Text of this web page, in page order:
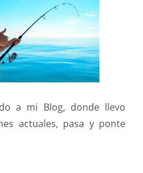
a mi Blog, donde llevo
actuales, pasa y ponte